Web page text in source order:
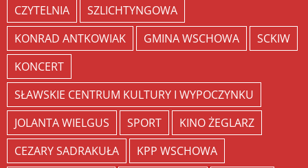
CZYTELNIA
SZLICHTYNGOWA
KONRAD ANTKOWIAK
GMINA WSCHOWA
SCKIW
KONCERT
SŁAWSKIE CENTRUM KULTURY I WYPOCZYNKU
JOLANTA WIELGUS
SPORT
KINO ŻEGLARZ
CEZARY SADRAKUŁA
KPP WSCHOWA